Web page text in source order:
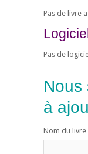
Pas de livre
Pas de
Nous
à
Nom du livre